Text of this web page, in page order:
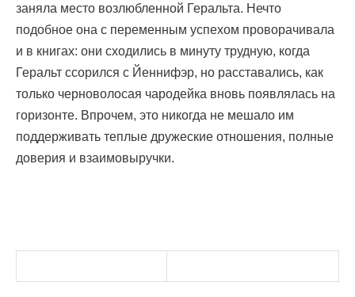
заняла место возлюбленной Геральта. Нечто
подобное она с переменным успехом проворачивала
и в книгах: они сходились в минуту трудную, когда
Геральт ссорился с Йеннифэр, но расставались, как
только черноволосая чародейка вновь появлялась на
горизонте. Впрочем, это никогда не мешало им
поддерживать теплые дружеские отношения, полные
доверия и взаимовыручки.